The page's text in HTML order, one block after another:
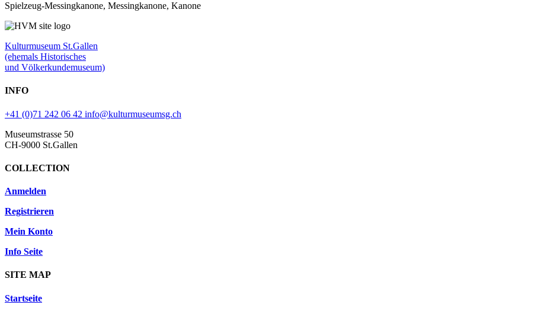
Spielzeug-Messingkanone, Messingkanone, Kanone
Kulturmuseum St.Gallen
(ehemals Historisches
und Völkerkundemuseum)
INFO
+41 (0)71 242 06 42 info@kulturmuseumsg.ch
Museumstrasse 50
CH-9000 St.Gallen
COLLECTION
Anmelden
Registrieren
Mein Konto
Info Seite
SITE MAP
Startseite